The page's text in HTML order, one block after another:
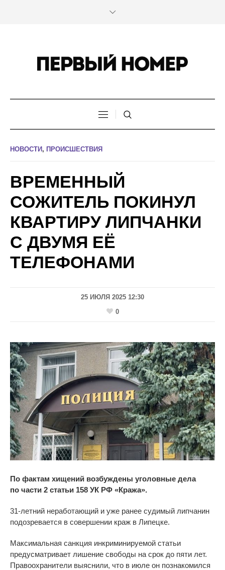
НОВОСТИ , ПРОИСШЕСТВИЯ
ВРЕМЕННЫЙ
СОЖИТЕЛЬ ПОКИНУЛ
КВАРТИРУ ЛИПЧАНКИ
С ДВУМЯ ЕЁ
ТЕЛЕФОНАМИ
25 ИЮЛЯ 2025 12:30
0
По фактам хищений возбуждены уголовные дела
по части 2 статьи 158 УК РФ «Кража».
31-летний неработающий и уже ранее судимый липчанин
подозревается в совершении краж в Липецке.
Максимальная санкция инкриминируемой статьи
предусматривает лишение свободы на срок до пяти лет.
Правоохранители выяснили, что в июле он познакомился